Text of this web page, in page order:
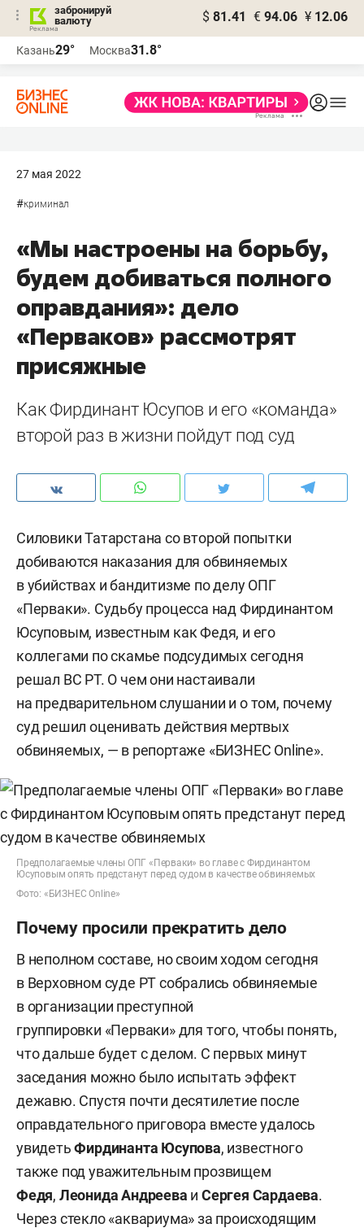
забронируй
валюту
$ 81.41 € 94.06 ¥ 12.06
Казань29° Москва31.8°
27 мая 2022
#криминал
«Мы настроены на борьбу,
будем добиваться полного
оправдания»: дело
«Перваков» рассмотрят
присяжные
Как Фирдинант Юсупов и его «команда»
второй раз в жизни пойдут под суд
Силовики Татарстана со второй попытки
добиваются наказания для обвиняемых
в убийствах и бандитизме по делу ОПГ
«Перваки». Судьбу процесса над Фирдинантом
Юсуповым, известным как Федя, и его
коллегами по скамье подсудимых сегодня
решал ВС РТ. О чем они настаивали
на предварительном слушании и о том, почему
суд решил оценивать действия мертвых
обвиняемых, — в репортаже «БИЗНЕС Online».
Предполагаемые члены ОПГ «Перваки» во главе с Фирдинантом
Юсуповым опять предстанут перед судом в качестве обвиняемых
Фото: «БИЗНЕС Online»
Почему просили прекратить дело
В неполном составе, но своим ходом сегодня
в Верховном суде РТ собрались обвиняемые
в организации преступной
группировки «Перваки» для того, чтобы понять,
что дальше будет с делом. С первых минут
заседания можно было испытать эффект
дежавю. Спустя почти десятилетие после
оправдательного приговора вместе удалось
увидетьФирдинанта Юсупова, известного
также под уважительным прозвищем
Федя, Леонида Андреева иСергея Сардаева.
Через стекло «аквариума» за происходящим